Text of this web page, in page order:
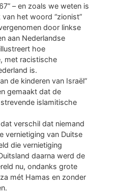
– en zoals we weten is
het woord “zionist”
door linkse
aan Nederlandse
hoe
met racistische
is.
de kinderen van Israël”
gemaakt dat de
strevende islamitische
verschil dat niemand
vernietiging van Duitse
die vernietiging
daarna werd de
nu, ondanks grote
mét Hamas en zonder